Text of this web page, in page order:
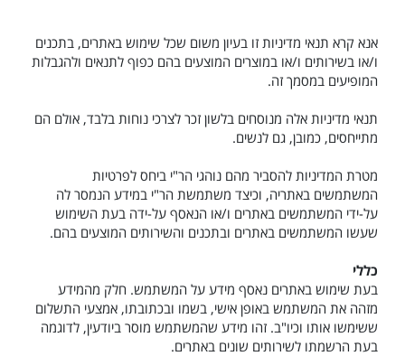
אנא קרא תנאי מדיניות זו בעיון משום שכל שימוש באתרים, בתכנים
ו/או בשירותים ו/או במוצרים המוצעים בהם כפוף לתנאים ולהגבלות
המופיעים במסמך זה.
תנאי מדיניות אלה מנוסחים בלשון זכר לצרכי נוחות בלבד, אולם הם
מתייחסים, כמובן, גם לנשים.
מטרת המדיניות להסביר מהם נוהגי הר"י ביחס לפרטיות
המשתמשים באתריה, וכיצד משתמשת הר"י במידע הנמסר לה
על-ידי המשתמשים באתרים ו/או הנאסף על-ידה בעת השימוש
שעשו המשתמשים באתרים ובתכנים והשירותים המוצעים בהם.
כללי
בעת שימוש באתרים נאסף מידע על המשתמש. חלק מהמידע
מזהה את המשתמש באופן אישי, בשמו ובכתובתו, אמצעי התשלום
ששימשו אותו וכיו"ב. זהו מידע שהמשתמש מוסר ביודעין, לדוגמה
בעת הרשמתו לשירותים שונים באתרים.